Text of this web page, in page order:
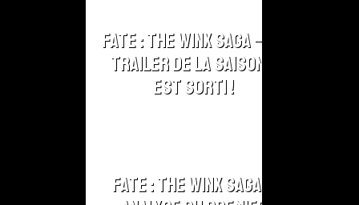
Fate : The Winx Saga – Le
Trailer de la Saison 2
est sorti !
Fate : The Winx Saga –